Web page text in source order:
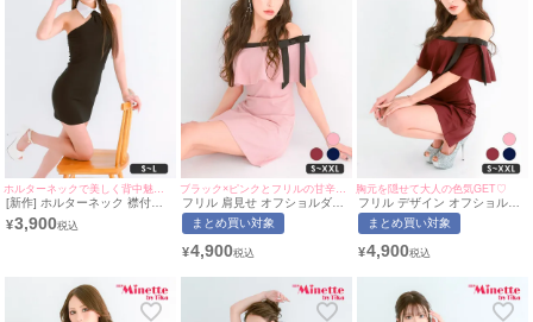
[新作] ホルターネック 襟付き
タイトドレス (ちぴたん着
用/S~Lサイズ対応) |
¥3,900
フリル 肩見せ オフショルダー
タイトドレス パステルピンク
(ちぴたん着用/S~XXLサイズ対
まとめ買い対象
¥4,900
胸元を隠せて大人の色気GET♡
フリル デザイン オフショルダ
ー タイト ドレス ボルドー(ち
ぴたん着用/S~XXLサイズ対応)
まとめ買い対象
¥4,900